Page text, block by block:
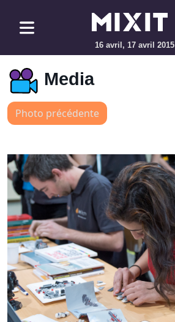
16 avril, 17 avril 2015
Media
Photo précédente